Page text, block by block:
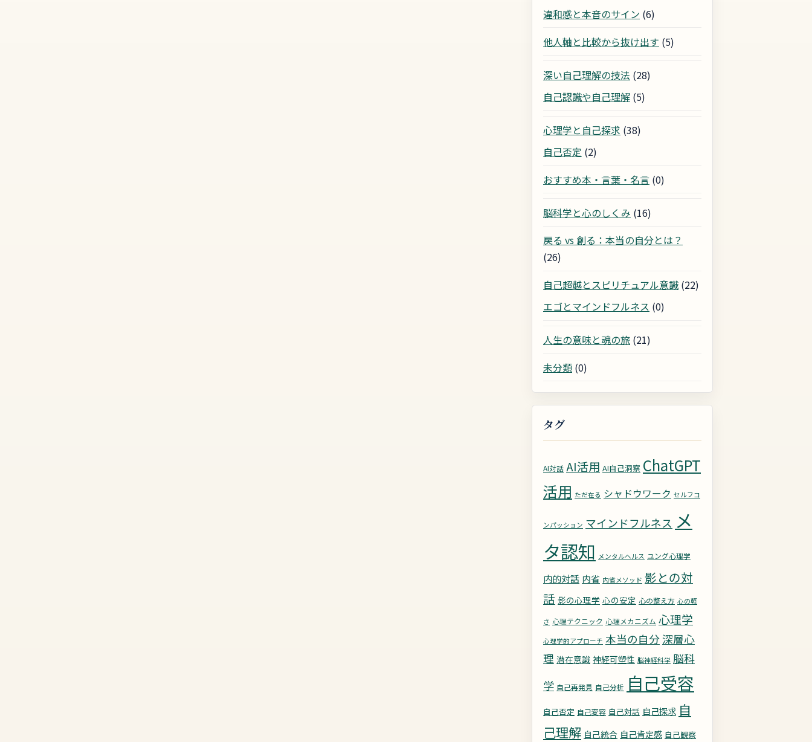
違和感と本音のサイン (6)
他人軸と比較から抜け出す (5)
深い自己理解の技法 (28)
自己認識や自己理解 (5)
心理学と自己探求 (38)
自己否定 (2)
おすすめ本・言葉・名言 (0)
脳科学と心のしくみ (16)
戻る vs 創る：本当の自分とは？
(26)
自己超越とスピリチュアル意識 (22)
エゴとマインドフルネス (0)
人生の意味と魂の旅 (21)
未分類 (0)
タグ
AI対話 AI活用 AI自己洞察 ChatGPT
活用 ただ在る シャドウワーク セルフコ
ンパッション マインドフルネス メ
タ認知 メンタルヘルス ユング心理学
内的対話 内省 内省メソッド 影との対
話 影の心理学 心の安定 心の整え方 心の軽
さ 心理テクニック 心理メカニズム 心理学
心理学的アプローチ 本当の自分 深層心
理 潜在意識 神経可塑性 脳神経科学 脳科
学 自己再発見 自己分析 自己受容
自己否定 自己変容 自己対話 自己探求 自
己理解 自己統合 自己肯定感 自己観察